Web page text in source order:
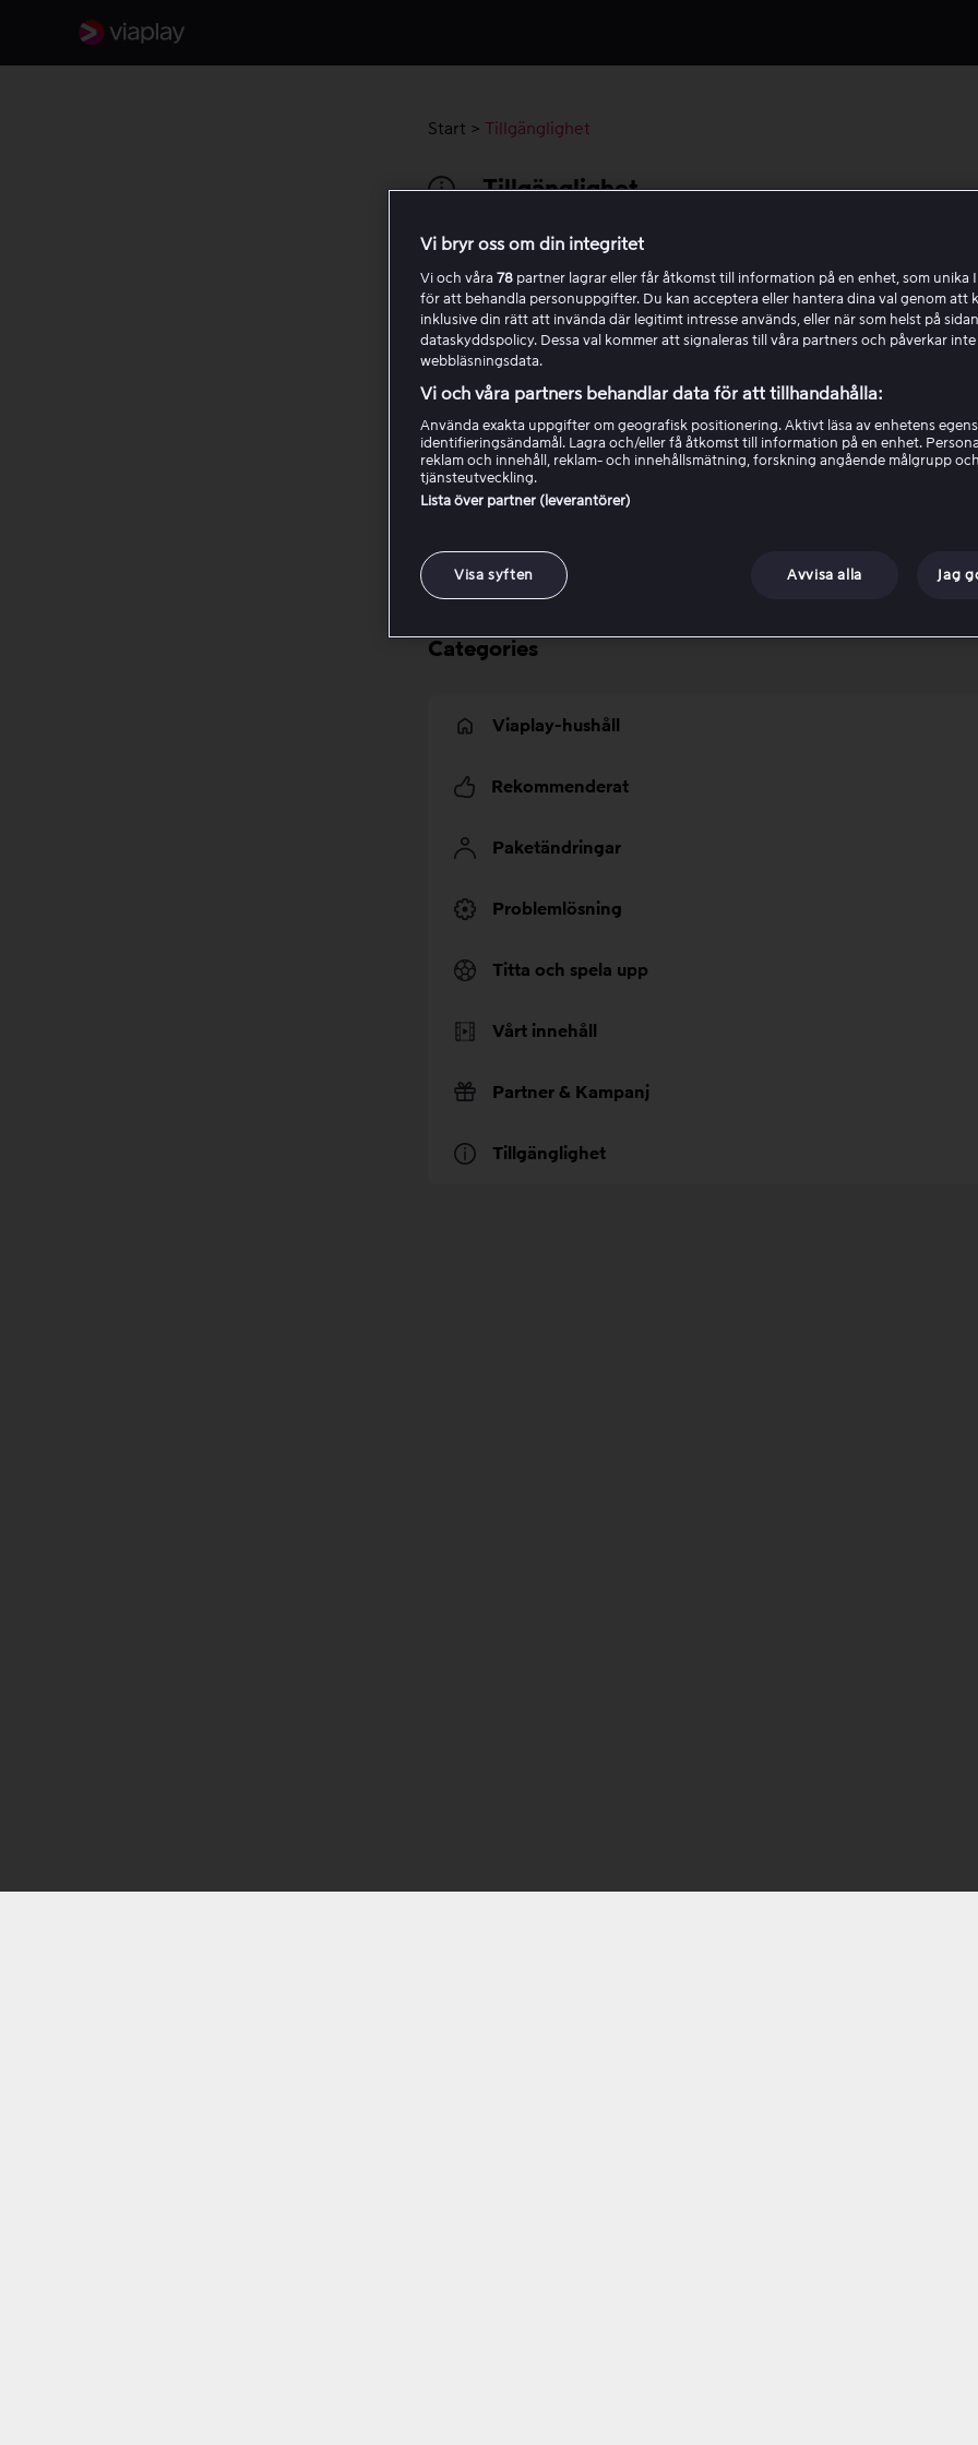
Start > Tillgänglighet
Tillgänglighet
Funktioner på våra plattformar
Undertexter och talspråk
Teckenspråk
Tangentbordsnavigering
Skärmläsare (Text till tal)
Ändra lösenord och e-postadress
Categories
Viaplay-hushåll
Rekommenderat
Paketändringar
Problemlösning
Titta och spela upp
Vårt innehåll
Partner & Kampanj
Tillgänglighet
Vi bryr oss om din integritet
Vi och våra 78 partner lagrar eller får åtkomst till information på en enhet, som unika
för att behandla personuppgifter. Du kan acceptera eller hantera dina val genom att
inklusive din rätt att invända där legitimt intresse används, eller när som helst på
dataskyddspolicy. Dessa val kommer att signaleras till våra partners och påverkar inte
webbläsningsdata.
Vi och våra partners behandlar data för att tillhandahålla:
Använda exakta uppgifter om geografisk positionering. Aktivt läsa av enhetens
identifieringsändamål. Lagra och/eller få åtkomst till information på en enhet.
reklam och innehåll, reklam- och innehållsmätning, forskning angående målgrupp och
tjänsteutveckling.
Lista över partner (leverantörer)
Visa syften Avvisa alla Jag